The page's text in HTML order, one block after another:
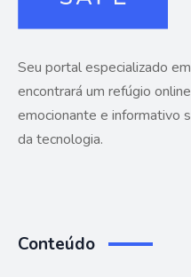
Seu portal especializado
encontrará um refúgio
emocionante e informativo
da tecnologia.
Conteúdo